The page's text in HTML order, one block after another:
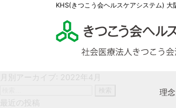
KHS(きつこう会ヘルスケアシステム)
理
月別アーカイブ: 2022年4月
索:最近の投稿